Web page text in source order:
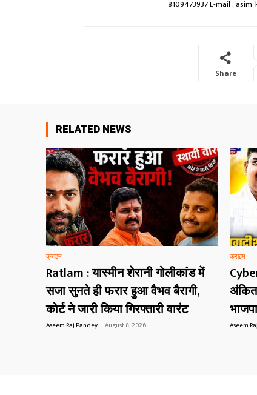
8109473937 E-mail :
Share
RELATED NEWS
क्राइम
Ratlam : यास्मीन शेरानी गोलीकांड में
सजा सुनते ही फरार हुआ वैभव बैरागी,
कोर्ट ने जारी किया गिरफ्तारी वारंट
Aseem Raj Pandey - August 8, 2026
क्राइम
Aseem